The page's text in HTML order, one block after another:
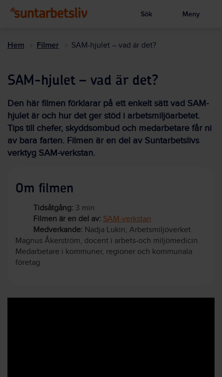
till
Visa sökruta
Sök Meny
Hem Filmer SAM-hjulet – vad är det?
SAM-hjulet – vad är det?
Den här filmen förklarar på ett enkelt sätt vad SAM-
hjulet är och hur det ger stöd i arbetsmiljöarbetet.
Tips till chefer, skyddsombud och medarbetare får ni
av bara farten. Filmen är en del av Suntarbetslivs
verktyg SAM-verkstan.
Om filmen
Tidsåtgång: 3 min
Filmen är en del av: SAM-verkstan
Medverkande: Nadja Lukin, Arbetsmiljöverket.
Magnus Åkerström, docent i arbets-och miljömedicin.
Medarbetare i kommuner, regioner och kommunala
företag